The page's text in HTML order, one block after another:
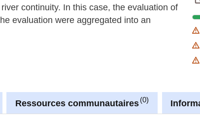
continuity. In this case, the evaluation of
evaluation were aggregated into an
Ressources communautaires 0